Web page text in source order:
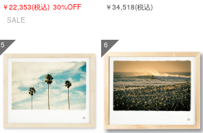
￥22,353(税込) 30%OFF
SALE
￥34,518(税込)
5 6